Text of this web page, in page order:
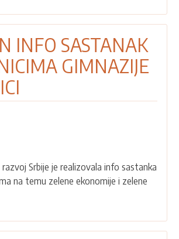
INFO SASTANAK
GIMNAZIJE
Srbije je realizovala info sastanka
na temu zelene ekonomije i zelene